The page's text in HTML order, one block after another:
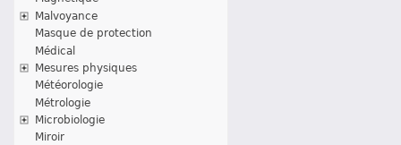
Malvoyance
Masque de protection
Médical
Mesures physiques
Météorologie
Métrologie
Microbiologie
Miroir